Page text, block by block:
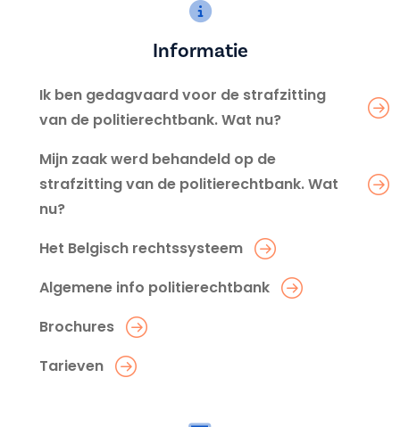
Informatie
Ik ben gedagvaard voor de strafzitting
van de politierechtbank. Wat nu?
Mijn zaak werd behandeld op de
strafzitting van de politierechtbank. Wat
nu?
Het Belgisch rechtssysteem
Algemene info politierechtbank
Brochures
Tarieven